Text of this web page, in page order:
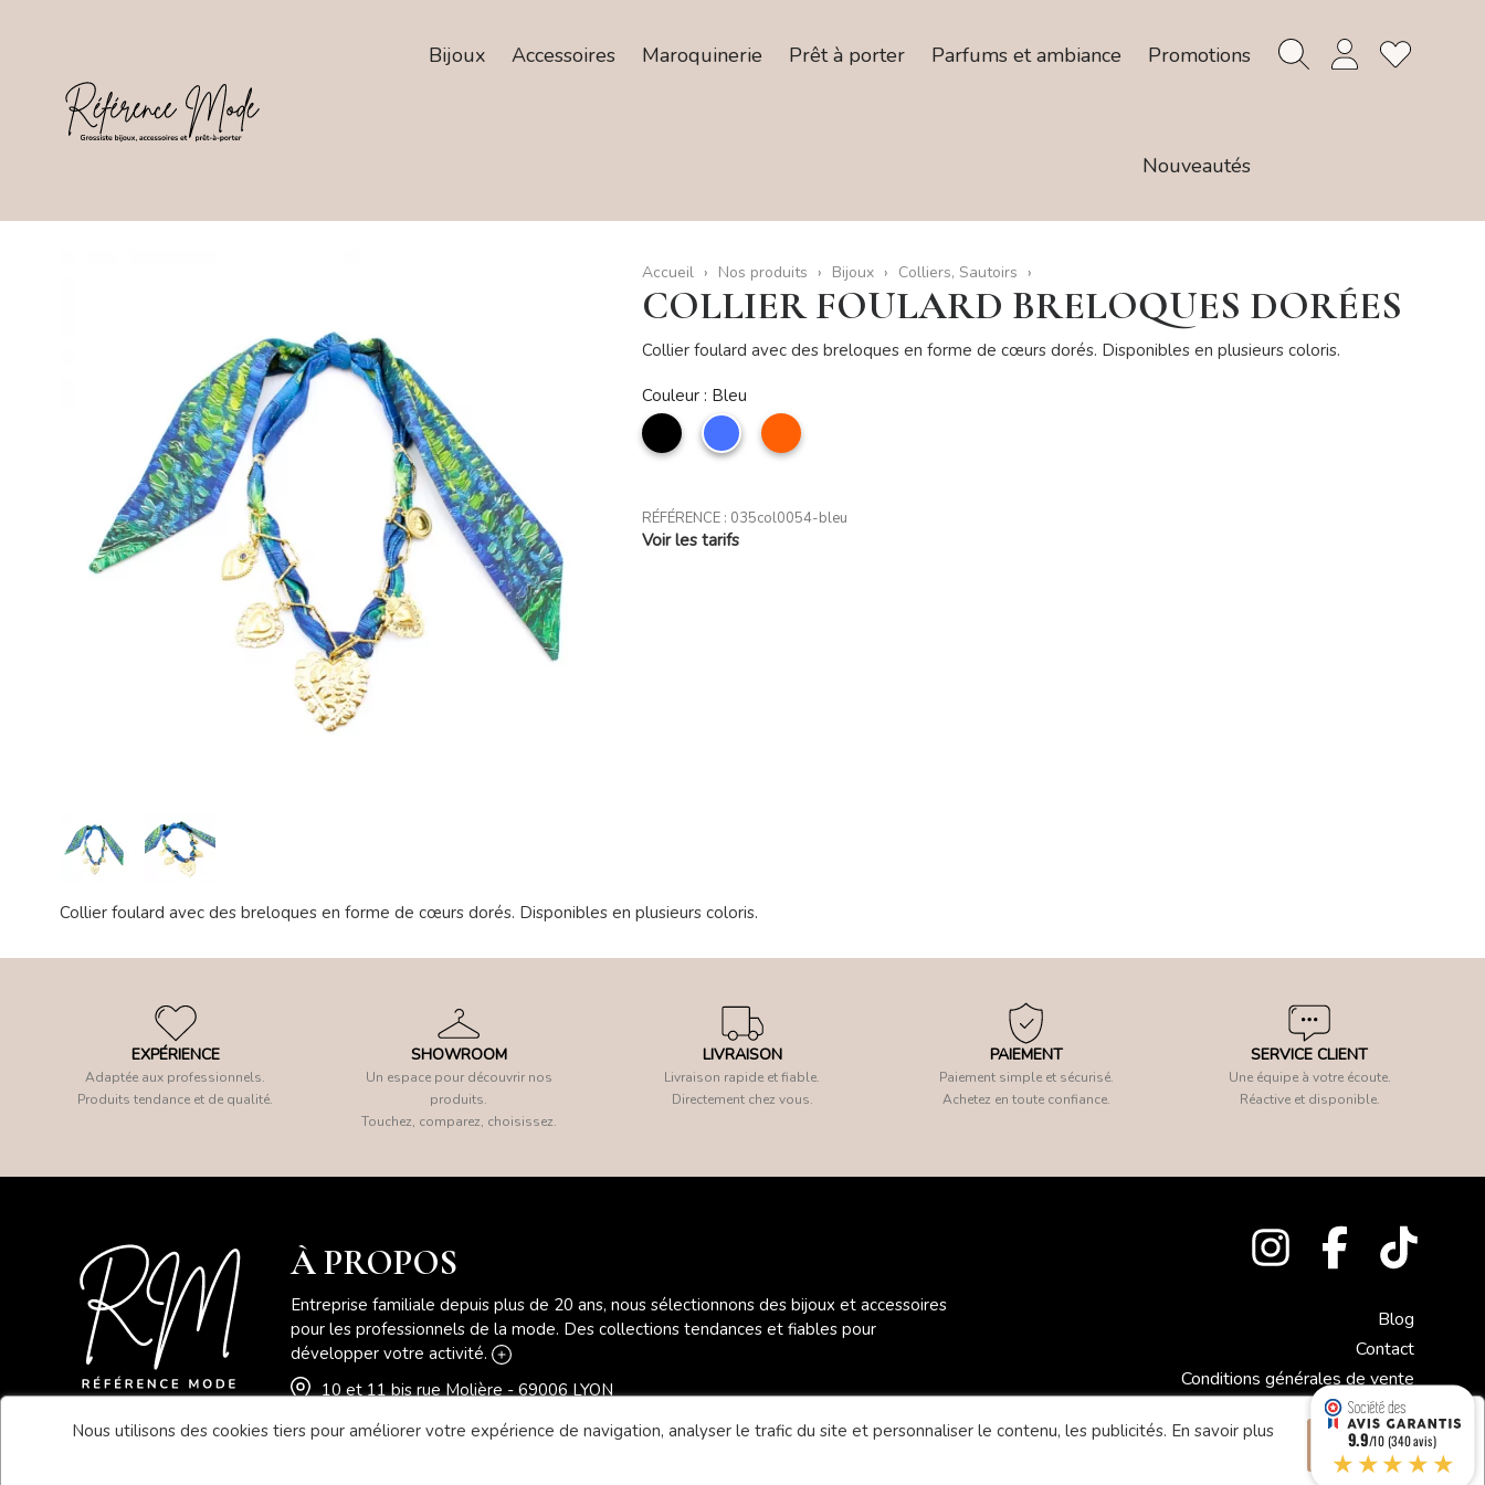
Bijoux Accessoires Maroquinerie Prêt à porter Parfums et ambiance Promotions
Nouveautés
Accueil Nos produits Bijoux Colliers, Sautoirs
COLLIER FOULARD BRELOQUES DORÉES
Collier foulard avec des breloques en forme de cœurs dorés. Disponibles en plusieurs coloris.
Couleur : Bleu
noir Bleu Orange
RÉFÉRENCE : 035col0054-bleu
Voir les tarifs
Collier foulard avec des breloques en forme de cœurs dorés. Disponibles en plusieurs coloris.
EXPÉRIENCE
Adaptée aux professionnels.
Produits tendance et de qualité.
SHOWROOM
Un espace pour découvrir nos
produits.
Touchez, comparez, choisissez.
LIVRAISON
Livraison rapide et fiable.
Directement chez vous.
PAIEMENT
Paiement simple et sécurisé.
Achetez en toute confiance.
SERVICE CLIENT
Une équipe à votre écoute.
Réactive et disponible.
À PROPOS
Entreprise familiale depuis plus de 20 ans, nous sélectionnons des bijoux et accessoires
pour les professionnels de la mode. Des collections tendances et fiables pour
développer votre activité.
10 et 11 bis rue Molière - 69006 LYON
04 78 41 78 46
Blog
Contact
Conditions générales de vente
Mentions légales
Nous utilisons des cookies tiers pour améliorer votre expérience de navigation, analyser le trafic du site et personnaliser le contenu, les publicités. En savoir plus Accepter
9.9/10 (340 avis)
★★★★★